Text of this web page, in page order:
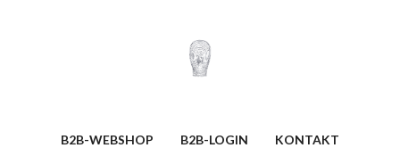
B2B-WEBSHOP B2B-LOGIN KONTAKT